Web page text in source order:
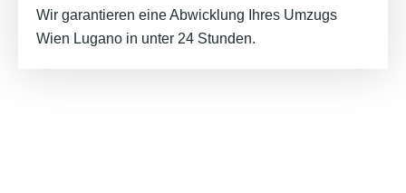
Wir garantieren eine Abwicklung Ihres Umzugs
Wien Lugano in unter 24 Stunden.